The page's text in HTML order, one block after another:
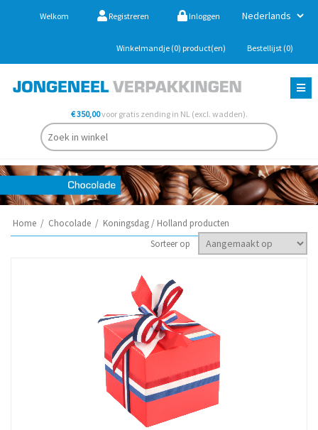
Welkom Registreren Inloggen
Winkelmandje (0) product(en) Bestellijst (0)
€ 350,00voor gratis zending in NL (excl. wadden).
Home / Chocolade / Koningsdag / Holland producten
Sorteer op